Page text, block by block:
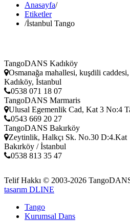
Anasayfa/
Etiketler
/İstanbul Tango
TangoDANS Kadıköy
Osmanağa mahallesi, kuşdili
Kadıköy, İstanbul
0538 071 18 07
TangoDANS Marmaris
Ulusal Egemenlik Cad, Kat 3 No:4
0543 669 20 27
TangoDANS Bakırköy
Zeytinlik, Halkçı Sk. No.30 D:4.Kat
Bakırköy / İstanbul
0538 813 35 47
Telif Hakkı © 2003-2026
tasarım DLINE
Tango
Kurumsal Dans